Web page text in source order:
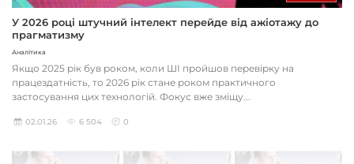
У 2026 році штучний інтелект перейде від ажіотажу до
прагматизму
Аналітика
Якщо 2025 рік був роком, коли ШІ пройшов перевірку на
працездатність, то 2026 рік стане роком практичного
застосування цих технологій. Фокус вже зміщу...
02.01.26 6 504 0